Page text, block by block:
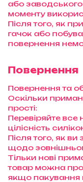
або
моменту
Після того, як
гачок або
повернення
Повернення
Повернення та
Оскільки
прості:
Перевіряйте все
цілісність
Після того, як ви
щодо
Тільки нові
товар можна
якщо пакування